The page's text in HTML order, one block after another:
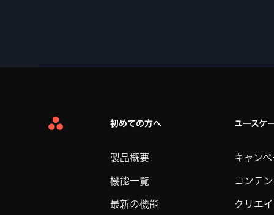
Asana
初めての方へ
製品概要
機能一覧
最新の機能
ユースケ
キャン
コンテ
クリエ